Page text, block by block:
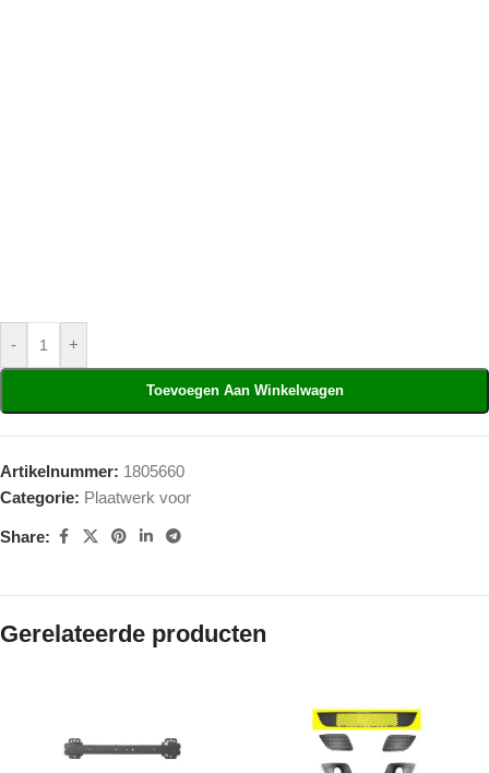
- +
Toevoegen Aan Winkelwagen
Artikelnummer: 1805660
Categorie: Plaatwerk voor
Share:
Gerelateerde producten